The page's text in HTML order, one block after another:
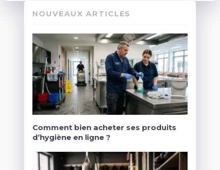
NOUVEAUX ARTICLES
Comment bien acheter ses produits
d’hygiène en ligne ?